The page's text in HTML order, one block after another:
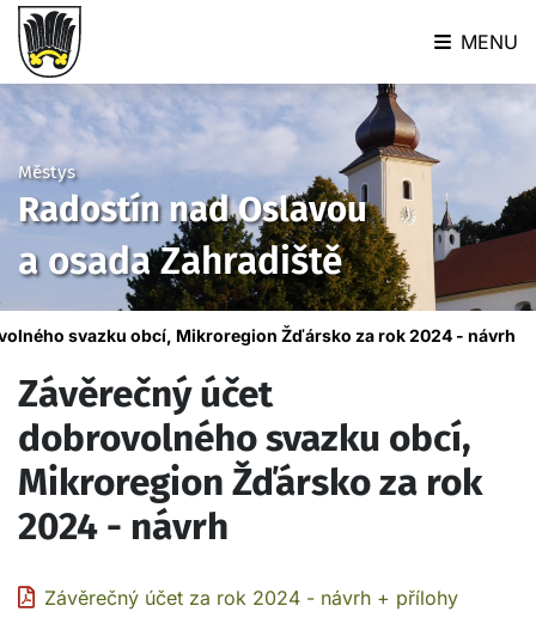
MENU
Městys
Radostín nad Oslavou
a osada Zahradiště
svazku obcí, Mikroregion Žďársko za rok 2024 - návrh
Závěrečný účet
dobrovolného svazku obcí,
Mikroregion Žďársko za rok
2024 - návrh
Závěrečný účet za rok 2024 - návrh + přílohy